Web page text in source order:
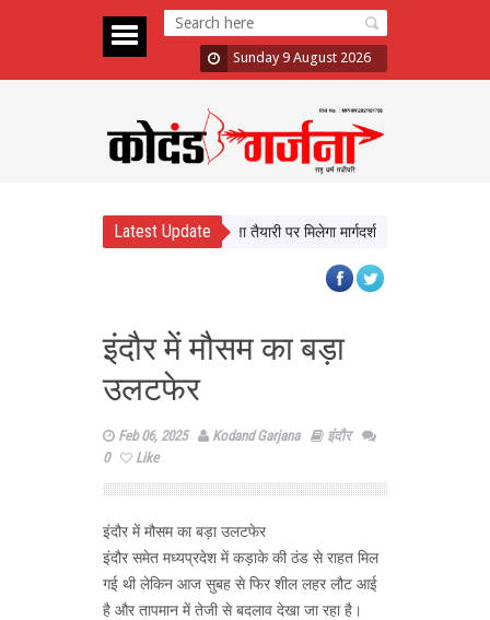
Sunday 9 August 2026
Latest Update
यूपी के छात्र, करियर और परीक्षा तैयारी पर मिलेगा मार्गदर्शन
इंदौर में मौसम का बड़ा
उलटफेर
Feb 06, 2025 Kodand Garjana
इंदौर
0
Like
इंदौर में मौसम का बड़ा उलटफेर
इंदौर समेत मध्यप्रदेश में कड़ाके की ठंड से राहत मिल
गई थी लेकिन आज सुबह से फिर शील लहर लौट आई
है और तापमान में तेजी से बदलाव देखा जा रहा है।